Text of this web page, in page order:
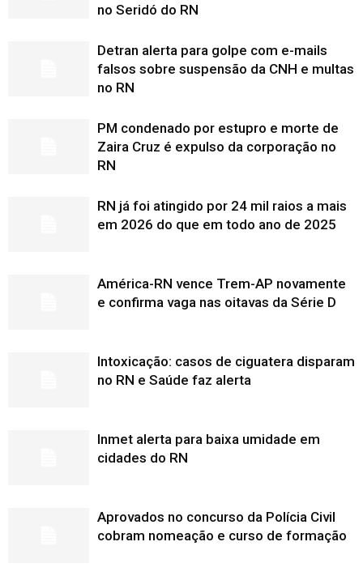
no Seridó do RN
Detran alerta para golpe com e-mails
falsos sobre suspensão da CNH e multas
no RN
PM condenado por estupro e morte de
Zaira Cruz é expulso da corporação no
RN
RN já foi atingido por 24 mil raios a mais
em 2026 do que em todo ano de 2025
América-RN vence Trem-AP novamente
e confirma vaga nas oitavas da Série D
Intoxicação: casos de ciguatera disparam
no RN e Saúde faz alerta
Inmet alerta para baixa umidade em
cidades do RN
Aprovados no concurso da Polícia Civil
cobram nomeação e curso de formação